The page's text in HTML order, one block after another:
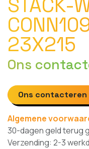
STACK-
23X215
Ons
Ons contacteren
Algemene
30-dagen geld terug
Verzending: 2-3